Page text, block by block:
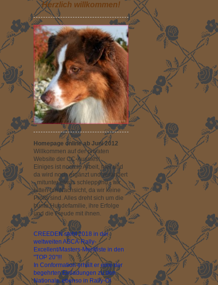
Herzlich willkommen!
Homepage online ab Juni 2012
Willkommen auf der privaten
Website der CC-Aussies!
Einiges ist noch in Arbeit, hier und
da wird noch ergänzt und verändert
- mitunter etwas schleppend - wir
bitten um Nachsicht, da wir keine
Profis sind. Alles dreht sich um die
bunte Hundefamilie, ihre Erfolge
und die Freude mit ihnen.
CREEDEN steht 2018 in der
weltweiten ASCA-Rally-
Excellent/Masters-Meritliste in den
"TOP 20"!!!
In Conformation erhält er eine der
begehrten Einladungen zu den
Nationals, ebenso in Rally-O!